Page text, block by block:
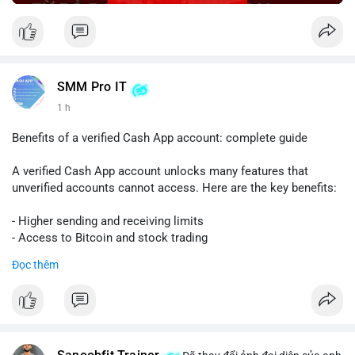
SMM Pro IT
1 h
Benefits of a verified Cash App account: complete guide
A verified Cash App account unlocks many features that
unverified accounts cannot access. Here are the key benefits:
- Higher sending and receiving limits
- Access to Bitcoin and stock trading
- Ability to link a bank account or card
To get verified, you need to provide your full name, date of
Đọc thêm